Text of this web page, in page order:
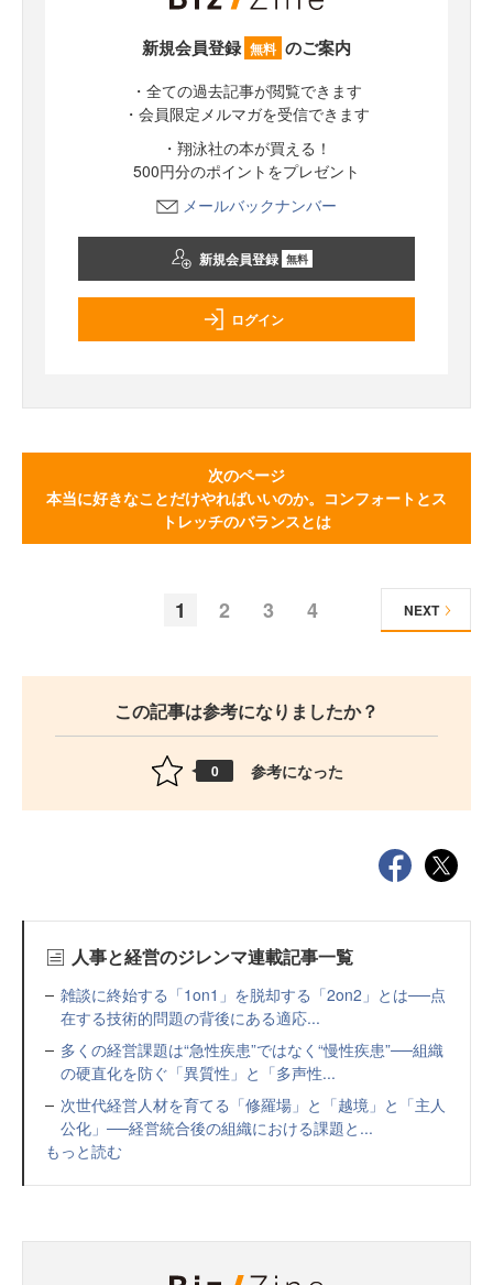
新規会員登録 無料 のご案内
・全ての過去記事が閲覧できます
・会員限定メルマガを受信できます
・翔泳社の本が買える！
500円分のポイントをプレゼント
メールバックナンバー
新規会員登録 無料
ログイン
次のページ
本当に好きなことだけやればいいのか。コンフォートとス
トレッチのバランスとは
1 2 3 4 NEXT
この記事は参考になりましたか？
0 参考になった
人事と経営のジレンマ連載記事一覧
雑談に終始する「1on1」を脱却する「2on2」とは──点
在する技術的問題の背後にある適応...
多くの経営課題は“急性疾患”ではなく“慢性疾患”──組織
の硬直化を防ぐ「異質性」と「多声性...
次世代経営人材を育てる「修羅場」と「越境」と「主人
公化」──経営統合後の組織における課題と...
もっと読む